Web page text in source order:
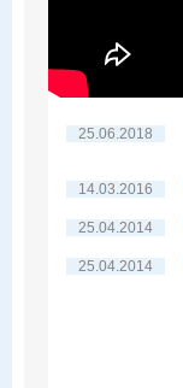
25.06.2018
14.03.2016
25.04.2014
25.04.2014